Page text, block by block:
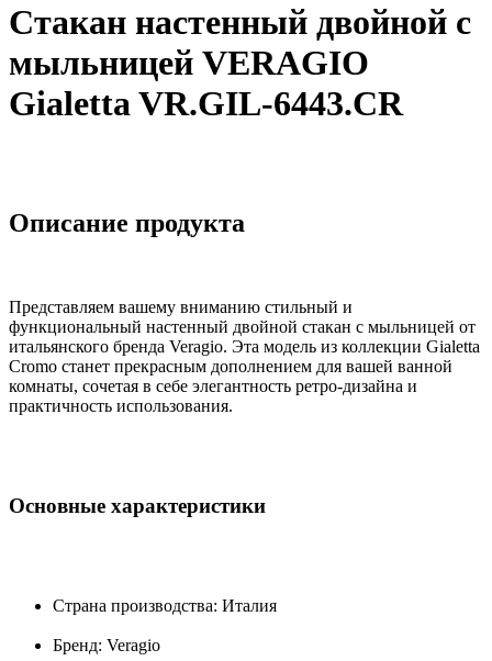
Стакан настенный двойной с
мыльницей VERAGIO
Gialetta VR.GIL-6443.CR
Описание продукта
Представляем вашему вниманию стильный и
функциональный настенный двойной стакан с мыльницей от
итальянского бренда Veragio. Эта модель из коллекции Gialetta
Cromo станет прекрасным дополнением для вашей ванной
комнаты, сочетая в себе элегантность ретро-дизайна и
практичность использования.
Основные характеристики
Страна производства: Италия
Бренд: Veragio